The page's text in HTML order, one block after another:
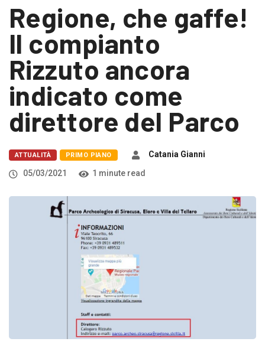
Regione, che gaffe!
Il compianto
Rizzuto ancora
indicato come
direttore del Parco
ATTUALITÀ PRIMO PIANO
Catania Gianni
05/03/2021
1 minute read